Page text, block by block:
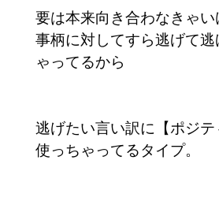
要は本来向き合わなきゃい
事柄に対してすら逃げて
ゃってるから
逃げたい言い訳に【ポジテ
使っちゃってるタイプ。